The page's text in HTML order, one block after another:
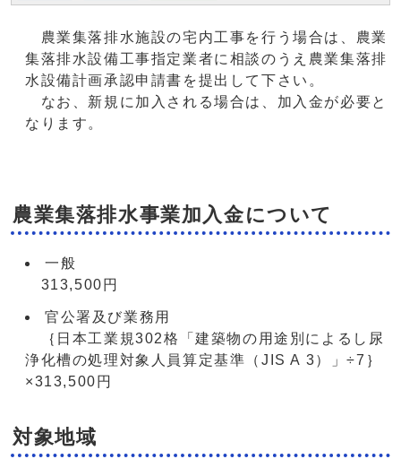
農業集落排水施設の宅内工事を行う場合は、農業
集落排水設備工事指定業者に相談のうえ農業集落排
水設備計画承認申請書を提出して下さい。
なお、新規に加入される場合は、加入金が必要と
なります。
農業集落排水事業加入金について
一般
313,500円
官公署及び業務用
｛日本工業規302格「建築物の用途別によるし尿
浄化槽の処理対象人員算定基準（JIS A 3）」÷7｝
×313,500円
対象地域